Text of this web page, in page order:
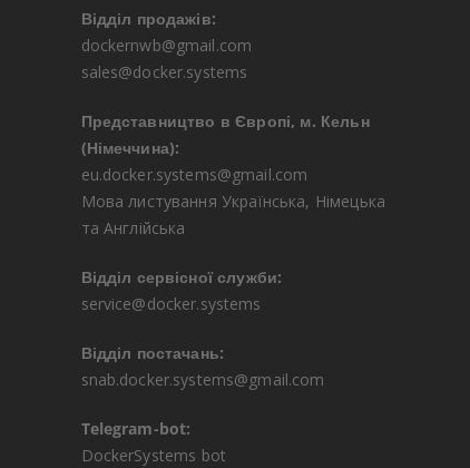
Відділ продажів:
dockernwb@gmail.com
sales@docker.systems
Представництво в Європі, м. Кельн
(Німеччина):
eu.docker.systems@gmail.com
Мова листування Українська, Німецька
та Англійська
Відділ сервісної служби:
service@docker.systems
Відділ постачань:
snab.docker.systems@gmail.com
Telegram-bot:
DockerSystems bot